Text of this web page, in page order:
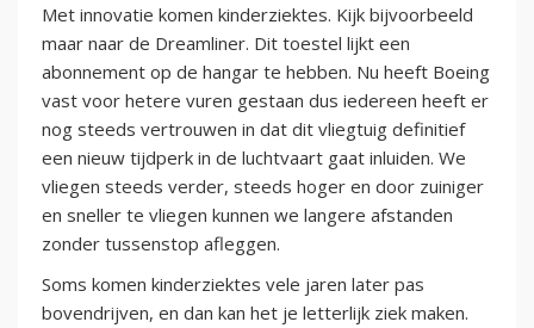
Met innovatie komen kinderziektes. Kijk bijvoorbeeld
maar naar de Dreamliner. Dit toestel lijkt een
abonnement op de hangar te hebben. Nu heeft Boeing
vast voor hetere vuren gestaan dus iedereen heeft er
nog steeds vertrouwen in dat dit vliegtuig definitief
een nieuw tijdperk in de luchtvaart gaat inluiden. We
vliegen steeds verder, steeds hoger en door zuiniger
en sneller te vliegen kunnen we langere afstanden
zonder tussenstop afleggen.
Soms komen kinderziektes vele jaren later pas
bovendrijven, en dan kan het je letterlijk ziek maken.